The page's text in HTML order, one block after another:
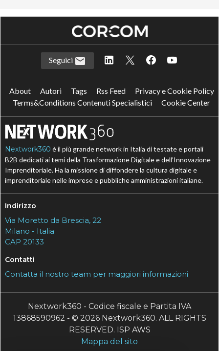
Seguici
About Autori Tags Rss Feed
Privacy e Cookie Policy
Terms&Conditions Contenuti Specialistici
Cookie Center
Nextwork360 è il più grande network in Italia di testate e portali
B2B dedicati ai temi della Trasformazione Digitale e dell’Innovazione
Imprenditoriale. Ha la missione di diffondere la cultura digitale e
imprenditoriale nelle imprese e pubbliche amministrazioni italiane.
Indirizzo
Via Moretto da Brescia, 22
Milano - Italia
CAP 20133
Contatti
Contatta il nostro team per maggiori informazioni
Nextwork360 - Codice fiscale e Partita IVA
13868590962 - © 2026 Nextwork360. ALL RIGHTS
RESERVED. ISP AWS
Mappa del sito